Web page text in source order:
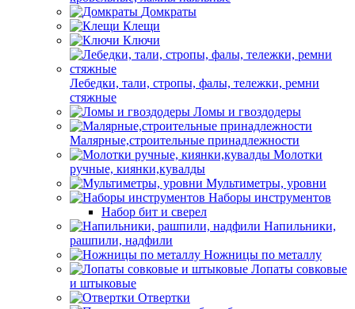
Домкраты
Клещи
Ключи
Лебедки, тали, стропы, фалы, тележки, ремни
стяжные
Ломы и гвоздодеры
Малярные,строительные принадлежности
Молотки
ручные, киянки,кувалды
Мультиметры, уровни
Наборы инструментов
Набор бит и сверел
Напильники,
рашпили, надфили
Ножницы по металлу
Лопаты совковые
и штыковые
Отвертки